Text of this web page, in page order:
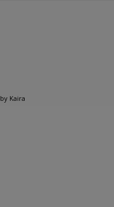
by Kaira